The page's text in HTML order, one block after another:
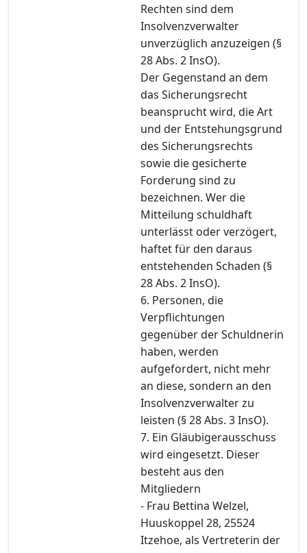
Rechten sind dem
Insolvenzverwalter
unverzüglich anzuzeigen (§
28 Abs. 2 InsO).
Der Gegenstand an dem
das Sicherungsrecht
beansprucht wird, die Art
und der Entstehungsgrund
des Sicherungsrechts
sowie die gesicherte
Forderung sind zu
bezeichnen. Wer die
Mitteilung schuldhaft
unterlässt oder verzögert,
haftet für den daraus
entstehenden Schaden (§
28 Abs. 2 InsO).
6. Personen, die
Verpflichtungen
gegenüber der Schuldnerin
haben, werden
aufgefordert, nicht mehr
an diese, sondern an den
Insolvenzverwalter zu
leisten (§ 28 Abs. 3 InsO).
7. Ein Gläubigerausschuss
wird eingesetzt. Dieser
besteht aus den
Mitgliedern
- Frau Bettina Welzel,
Huuskoppel 28, 25524
Itzehoe, als Vertreterin der